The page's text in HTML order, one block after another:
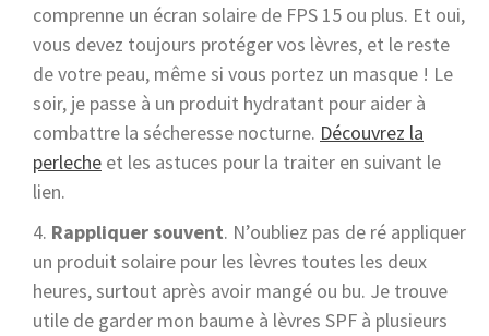
comprenne un écran solaire de FPS 15 ou plus. Et oui,
vous devez toujours protéger vos lèvres, et le reste
de votre peau, même si vous portez un masque ! Le
soir, je passe à un produit hydratant pour aider à
combattre la sécheresse nocturne. Découvrez la
perleche et les astuces pour la traiter en suivant le
lien.
Rappliquer souvent. N’oubliez pas de ré appliquer
un produit solaire pour les lèvres toutes les deux
heures, surtout après avoir mangé ou bu. Je trouve
utile de garder mon baume à lèvres SPF à plusieurs